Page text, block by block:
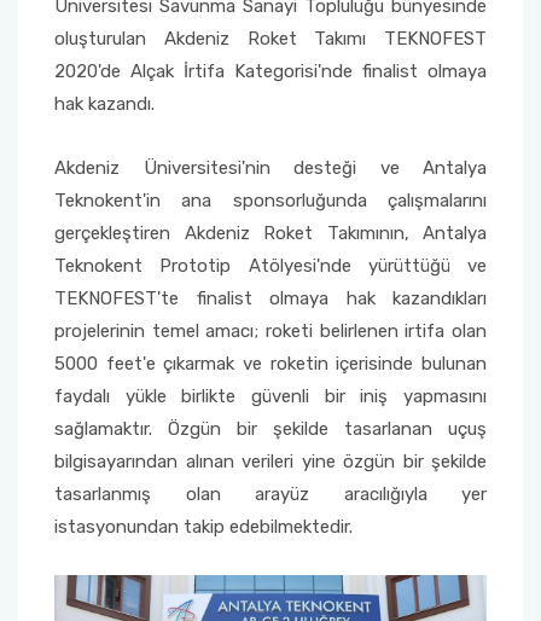
Üniversitesi Savunma Sanayi Topluluğu bünyesinde
oluşturulan Akdeniz Roket Takımı TEKNOFEST
2020'de Alçak İrtifa Kategorisi'nde finalist olmaya
hak kazandı.
Akdeniz Üniversitesi'nin desteği ve Antalya
Teknokent'in ana sponsorluğunda çalışmalarını
gerçekleştiren Akdeniz Roket Takımının, Antalya
Teknokent Prototip Atölyesi'nde yürüttüğü ve
TEKNOFEST'te finalist olmaya hak kazandıkları
projelerinin temel amacı; roketi belirlenen irtifa olan
5000 feet'e çıkarmak ve roketin içerisinde bulunan
faydalı yükle birlikte güvenli bir iniş yapmasını
sağlamaktır. Özgün bir şekilde tasarlanan uçuş
bilgisayarından alınan verileri yine özgün bir şekilde
tasarlanmış olan arayüz aracılığıyla yer
istasyonundan takip edebilmektedir.
2022-2026 Stratejik Planı
Faaliyet Raporları
Akademik Tören
İlahiyat Fakültesi
İletişim Fakültesi
Kemer Denizcilik Fakültesi
Kumluca Sağlık Bilimleri Fakültesi
Manavgat Sosyal ve Beşeri Bilimler Fakültesi
Manavgat Turizm Fakültesi
Manavgat Yabancı Diller Fakültesi
Mimarlık Fakültesi
Mühendislik Fakültesi
Sağlık Bilimleri Fakültesi
Sağlık Hizmetleri MYO
Serik Gülsün Süleyman Süral MYO
Sosyal Bilimler MYO
Teknik Bilimler MYO
Yapı İşleri ve Teknik Daire Başkanlığı
Uluslararası İlişkiler Ofisi
Mezun Bilgi Sistemi
Sıkça Sorulan Sorular
Online Sağlık Hizmetleri Randevu Sistemi
Yönetim Sistemi)
Dış Kaynaklı Proje Takip Sistemi
TÜBİTAK Projeleri
Web of Science